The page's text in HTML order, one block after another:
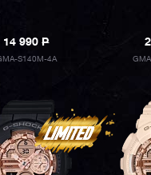
14 990P
S140M-4A